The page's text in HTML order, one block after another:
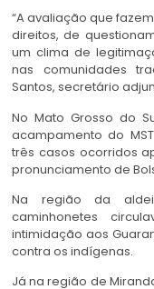
“A avaliação que
direitos, de
um clima de
nas comunidades
Santos, secretário
No Mato Grosso do
acampamento do
três casos ocorridos
pronunciamento de
Na região da
caminhonetes
intimidação aos
contra os indígenas.
Já na região de